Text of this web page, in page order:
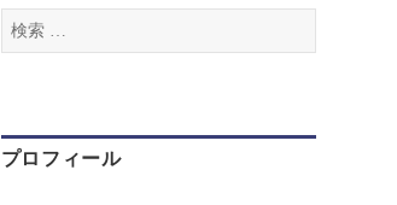
検
索
プロフィール